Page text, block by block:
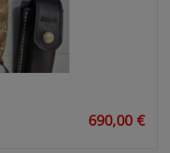
690,00 €